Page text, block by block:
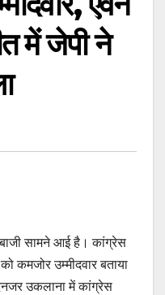
में जेपी ने
सामने आई है। कांग्रेस
कमजोर उम्‍मीदवार बताया
उकलाना में कांग्रेस